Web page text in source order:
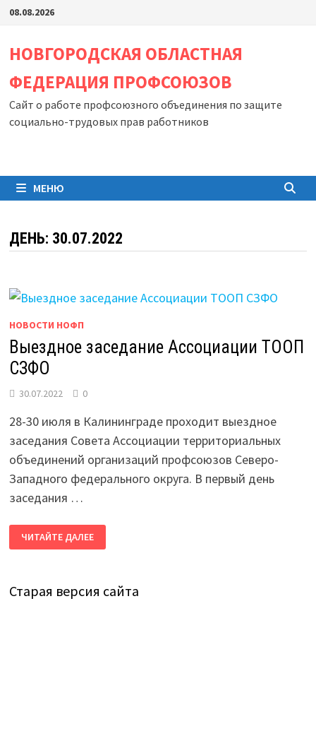
Перейти
содержимому
08.08.2026
НОВГОРОДСКАЯ ОБЛАСТНАЯ
ФЕДЕРАЦИЯ ПРОФСОЮЗОВ
Сайт о работе профсоюзного объединения по защите
социально-трудовых прав работников
МЕНЮ
ДЕНЬ: 30.07.2022
НОВОСТИ НОФП
Выездное заседание Ассоциации ТООП
СЗФО
30.07.2022 0
28-30 июля в Калининграде проходит выездное
заседания Совета Ассоциации территориальных
объединений организаций профсоюзов Северо-
Западного федерального округа. В первый день
заседания …
ВЫЕЗДНОЕ
ЗАСЕДАНИЕ
АССОЦИАЦИИ
ЧИТАЙТЕ ДАЛЕЕ
Старая версия сайта